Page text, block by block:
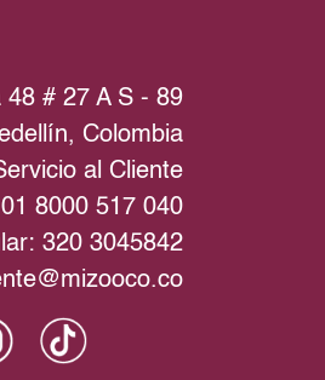
48 # 27 A S - 89
Colombia
al Cliente
01 8000 517 040
320 3045842